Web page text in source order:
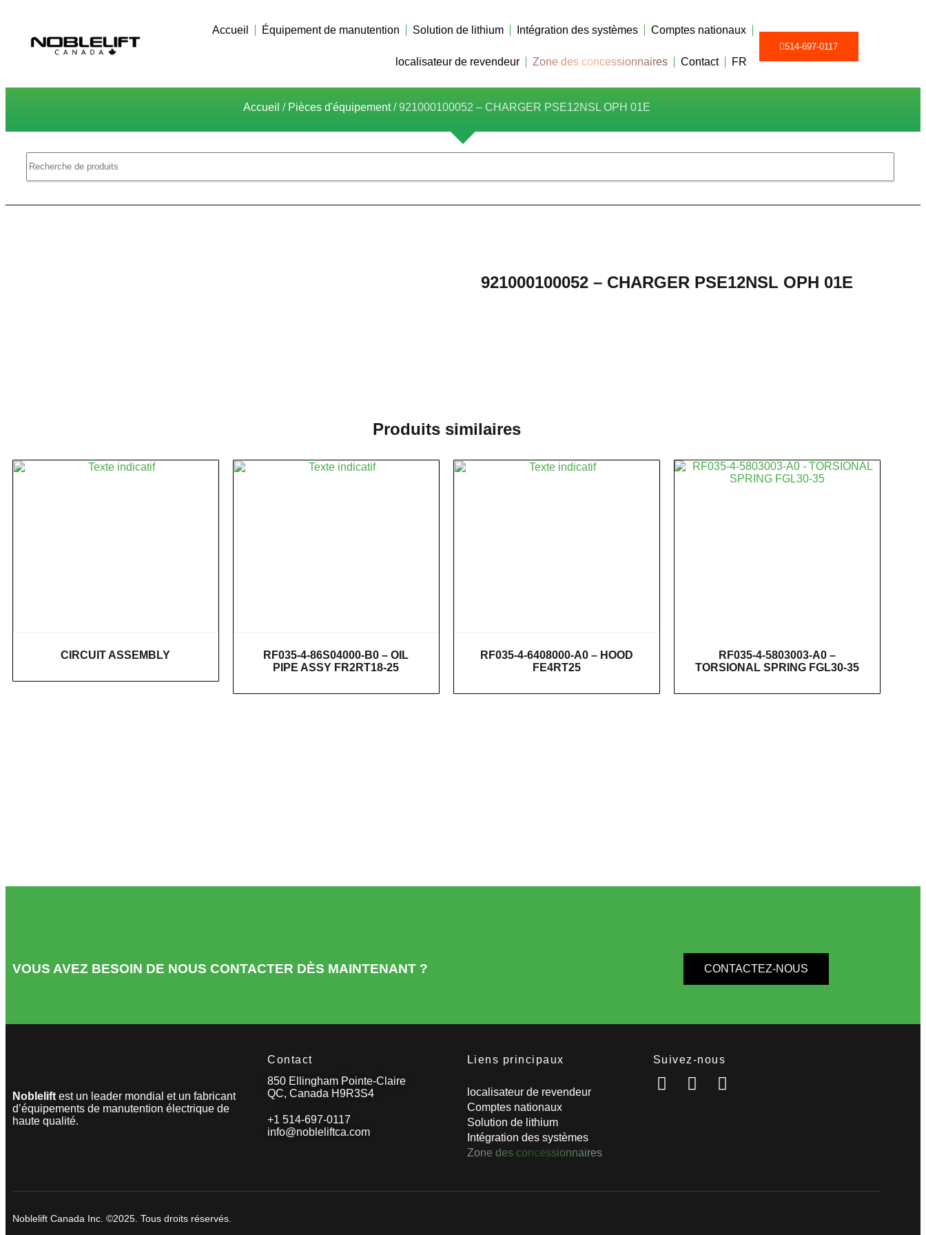
Accueil Équipement de manutention Solution de lithium Intégration des systèmes Comptes nationaux
localisateur de revendeur Zone des concessionnaires Contact FR
514-697-0117
Accueil / Pièces d'équipement/ 921000100052 – CHARGER PSE12NSL OPH 01E
921000100052 – CHARGER PSE12NSL OPH 01E
Produits similaires
CIRCUIT ASSEMBLY
RF035-4-86S04000-B0 – OIL
PIPE ASSY FR2RT18-25
RF035-4-6408000-A0 – HOOD
FE4RT25
RF035-4-5803003-A0 –
TORSIONAL SPRING FGL30-35
VOUS AVEZ BESOIN DE NOUS CONTACTER DÈS MAINTENANT ? CONTACTEZ-NOUS
Noblelift est un leader mondial et un fabricant
d’équipements de manutention électrique de
haute qualité.
Contact
850 Ellingham Pointe-Claire
QC, Canada H9R3S4
+1 514-697-0117
info@nobleliftca.com
Liens principaux
localisateur de revendeur
Comptes nationaux
Solution de lithium
Intégration des systèmes
Zone des concessionnaires
Suivez-nous
Noblelift Canada Inc. ©2025. Tous droits réservés.